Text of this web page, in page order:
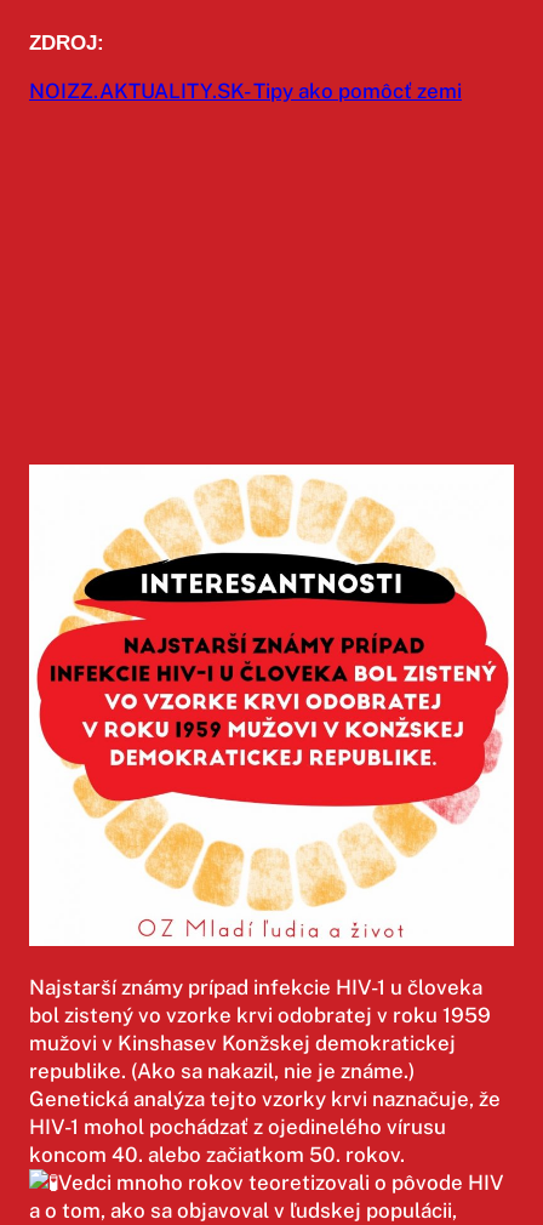
ZDROJ:
NOIZZ.AKTUALITY.SK- Tipy ako pomôcť zemi
Najstarší známy prípad infekcie HIV-1 u človeka
bol zistený vo vzorke krvi odobratej v roku 1959
mužovi ​v Kinshase​v Konžskej demokratickej
republike. (Ako sa nakazil, nie je známe.)
Genetická analýza tejto vzorky krvi naznačuje, že
HIV-1 mohol pochádzať z ojedinelého vírusu
koncom 40. alebo začiatkom 50. rokov.
Vedci mnoho rokov teoretizovali o pôvode HIV
a o tom, ako sa objavoval v ľudskej populácii,